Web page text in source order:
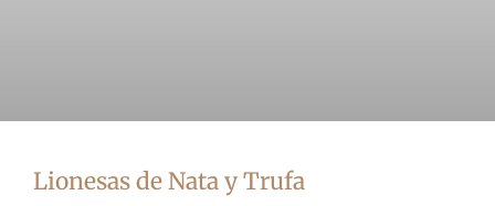
Lionesas de Nata y Trufa